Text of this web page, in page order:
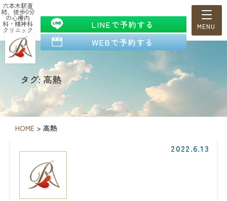
六本木駅直
結、徒歩0分
の心療内
科・精神科
クリニック
LINEで予約する
WEBで予約する
タグ: 高熱
HOME > 高熱
2022.6.13